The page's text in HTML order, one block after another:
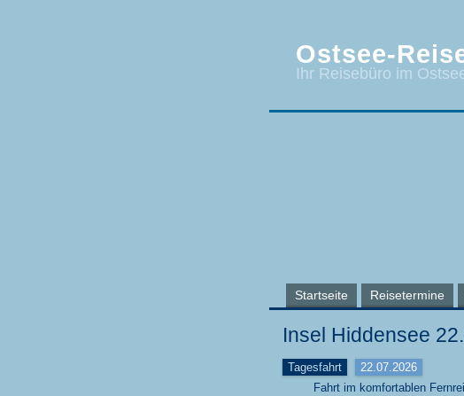
Ostsee-
Ihr Reisebüro im
Startseite Reisetermine
Insel Hiddensee
Tagesfahrt
22.07.2026
Fahrt im komfortablen